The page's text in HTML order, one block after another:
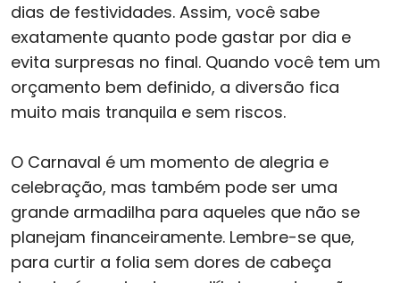
dias de festividades. Assim, você sabe
exatamente quanto pode gastar por dia e
evita surpresas no final. Quando você tem um
orçamento bem definido, a diversão fica
muito mais tranquila e sem riscos.
O Carnaval é um momento de alegria e
celebração, mas também pode ser uma
grande armadilha para aqueles que não se
planejam financeiramente. Lembre-se que,
para curtir a folia sem dores de cabeça